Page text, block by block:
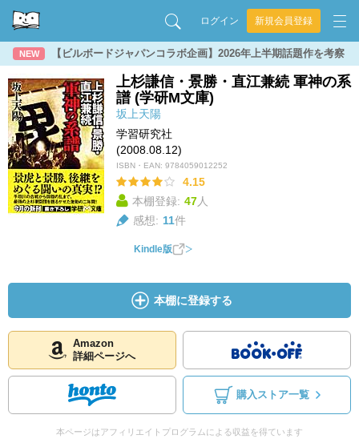
ログイン 新規会員登録
NEW 【ビルボードジャパンコラボ企画】2026年上半期話題作を考察
上杉謙信・景勝・直江兼続 軍神の系
譜 (学研M文庫)
坂上天陽
学習研究社
(2008.08.12)
ISBN・EAN: 9784059012252
4.15
本棚登録: 47人
感想: 11件
Kindle版
本棚に登録する
Amazon
詳細ページへ
購入ストア一覧
本ページはアフィリエイトプログラムによる収益を得ています